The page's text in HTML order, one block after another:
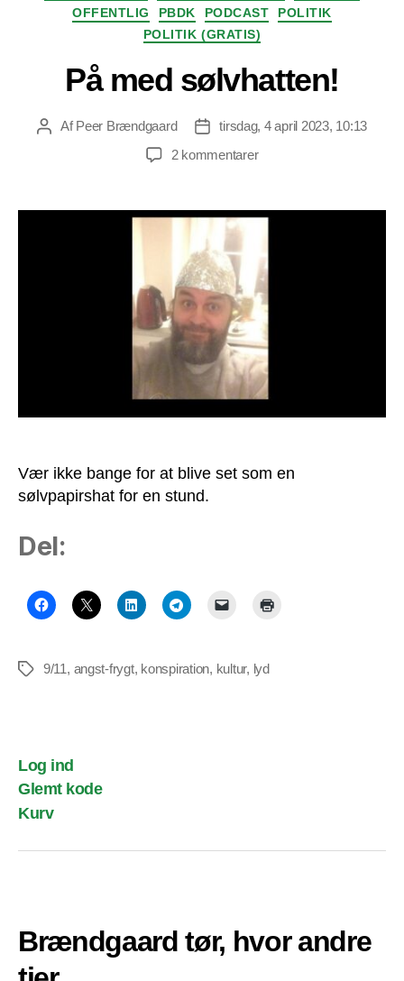
OFFENTLIG
PBDK PODCAST
POLITIK
POLITIK (GRATIS)
På med sølvhatten!
Indlægsforfatter
AfPeer Brændgaard Indlægsdato
tirsdag, 4 april 2023, 10:13
2 kommentarertil
sølvhatten!
Vær ikke bange for at blive set som en
sølvpapirshat for en stund.
Del:
Tags9/11, angst-frygt, konspiration, kultur, lyd
Log ind
Glemt kode
Kurv
Brændgaard tør, hvor andre